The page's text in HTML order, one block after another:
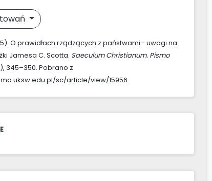
O prawidłach rządzących z państwami– uwagi na
Jamesa C. Scotta. Saeculum Christianum. Pismo
345–350. Pobrano z
sc/article/view/15956